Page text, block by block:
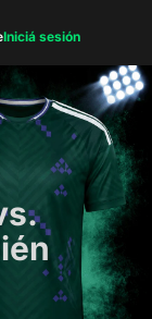
Iniciá sesión